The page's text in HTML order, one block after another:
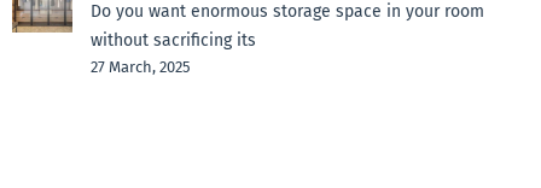
Do you want enormous storage space in your room
without sacrificing its
27 March, 2025